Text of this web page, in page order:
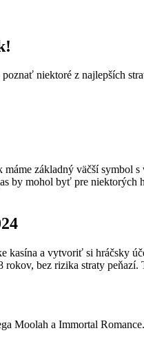
niektoré z najlepších
základný väčší
by mohol byť pre
kasína a vytvoriť si hráčsky
rokov, bez rizika straty
Moolah a Immortal